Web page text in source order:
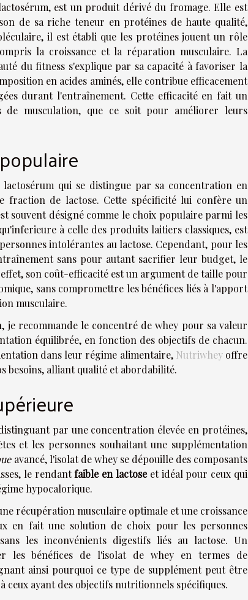
est un produit dérivé du fromage. Elle est
de sa riche teneur en protéines de haute qualité,
il est établi que les protéines jouent un rôle
la croissance et la réparation musculaire. La
du fitness s'explique par sa capacité à favoriser la
en acides aminés, elle contribue efficacement
durant l'entraînement. Cette efficacité en fait un
musculation, que ce soit pour améliorer leurs
qui se distingue par sa concentration en
fraction de lactose. Cette spécificité lui confère un
désigné comme le choix populaire parmi les
à celle des produits laitiers classiques, est
intolérantes au lactose. Cependant, pour les
sans pour autant sacrifier leur budget, le
son coût-efficacité est un argument de taille pour
sans compromettre les bénéfices liés à l'apport
musculaire.
recommande le concentré de whey pour sa valeur
équilibrée, en fonction des objectifs de chacun.
dans leur régime alimentaire, Nutriwheyoffre
besoins, alliant qualité et abordabilité.
par une concentration élevée en protéines,
et les personnes souhaitant une supplémentation
avancé, l'isolat de whey se dépouille des composants
le rendantfaible en lactoseet idéal pour ceux qui
hypocalorique.
récupération musculaire optimale et une croissance
en fait une solution de choix pour les personnes
les inconvénients digestifs liés au lactose. Un
les bénéfices de l'isolat de whey en termes de
ainsi pourquoi ce type de supplément peut être
ayant des objectifs nutritionnels spécifiques.